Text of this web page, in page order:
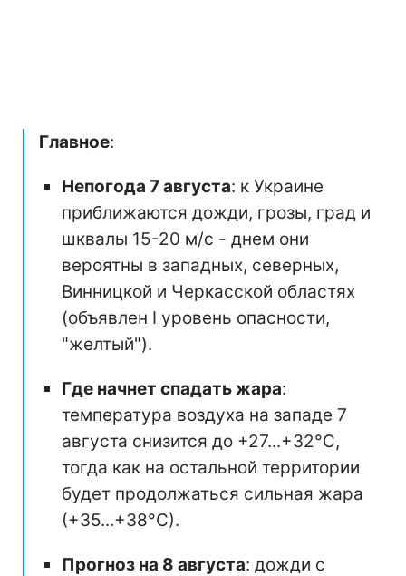
Главное:
Непогода 7 августа: к Украине
приближаются дожди, грозы, град и
шквалы 15-20 м/с - днем они
вероятны в западных, северных,
Винницкой и Черкасской областях
(объявлен I уровень опасности,
"желтый").
Где начнет спадать жара:
температура воздуха на западе 7
августа снизится до +27...+32°С,
тогда как на остальной территории
будет продолжаться сильная жара
(+35...+38°С).
Прогноз на 8 августа: дожди с